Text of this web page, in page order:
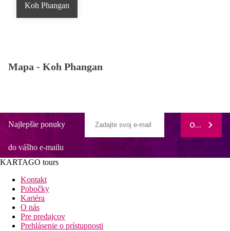
Koh Phangan
Mapa - Koh Phangan
Najlepšie ponuky
do vášho e-mailu
ODOBERAŤ
KARTAGO tours
Kontakt
Pobočky
Kariéra
O nás
Pre predajcov
Prehlásenie o prístupnosti